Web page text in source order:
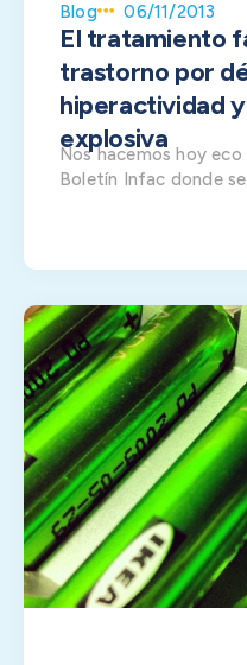
Blog 06/11/2013
El tratamiento
trastorno por
hiperactividad
explosiva
Nos hacemos hoy
Boletín Infac donde se.